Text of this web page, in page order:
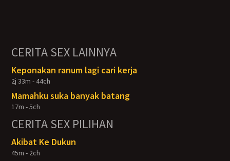
CERITA SEX LAINNYA
Keponakan ranum lagi cari kerja
2j 33m - 44ch
Mamahku suka banyak batang
17m - 5ch
CERITA SEX PILIHAN
Akibat Ke Dukun
45m - 2ch